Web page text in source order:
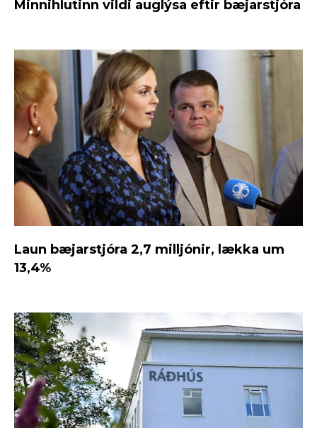
Minnihlutinn vildi auglýsa eftir bæjarstjóra
Laun bæjarstjóra 2,7 milljónir, lækka um
13,4%